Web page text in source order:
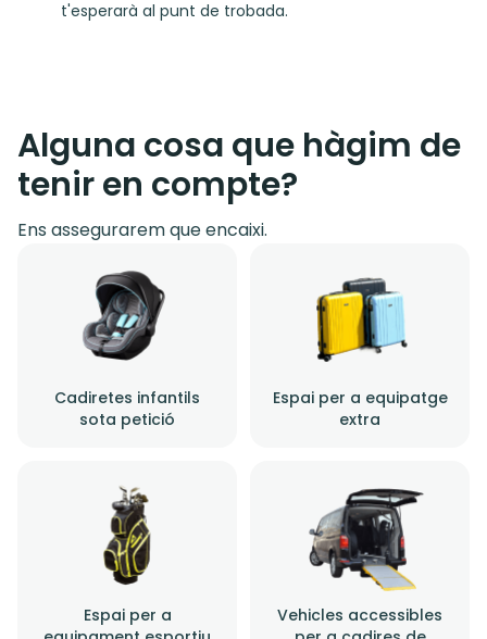
t'esperarà al punt de trobada.
Alguna cosa que hàgim de
tenir en compte?
Ens assegurarem que encaixi.
Cadiretes infantils
sota petició
Espai per a equipatge
extra
Espai per a
Vehicles accessibles